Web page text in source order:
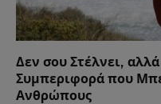
Δεν σου Στέλνει,
Συμπεριφορά που
Ανθρώπους